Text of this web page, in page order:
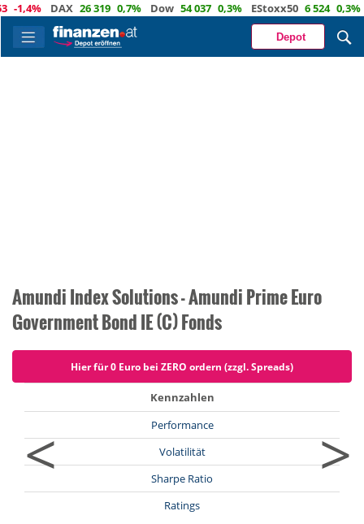
-1,4% DAX 26 319 0,7% Dow 54 037 0,3% EStoxx50 6 524 0,3%
Depot
Amundi Index Solutions - Amundi Prime Euro
Government Bond IE (C) Fonds
Hier für 0 Euro bei ZERO ordern (zzgl. Spreads)
<
Kennzahlen
Performance
Volatilität
Sharpe Ratio
Ratings
>